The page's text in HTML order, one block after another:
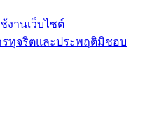
งานเว็บไซต์
รทุจริตและประพฤติมิชอบ